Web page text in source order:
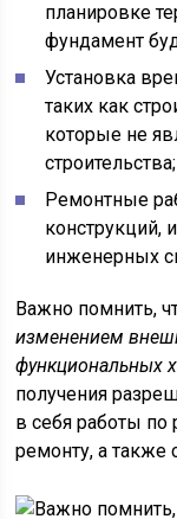
планировке
фундамент
Установка
таких как
которые не
строительства;
Ремонтные
конструкций,
инженерных
Важно помнить,
изменением
функциональных
получения
в себя работы по
ремонту, а также